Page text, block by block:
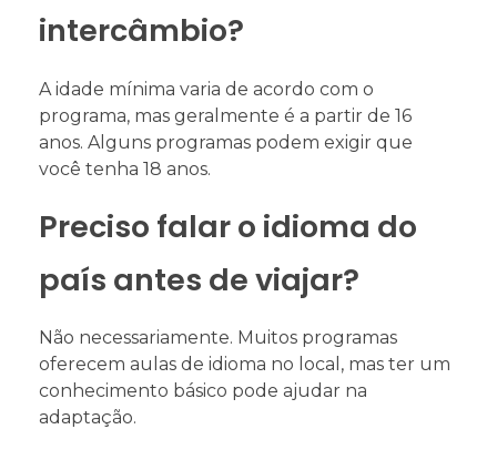
intercâmbio?
A idade mínima varia de acordo com o
programa, mas geralmente é a partir de 16
anos. Alguns programas podem exigir que
você tenha 18 anos.
Preciso falar o idioma do
país antes de viajar?
Não necessariamente. Muitos programas
oferecem aulas de idioma no local, mas ter um
conhecimento básico pode ajudar na
adaptação.